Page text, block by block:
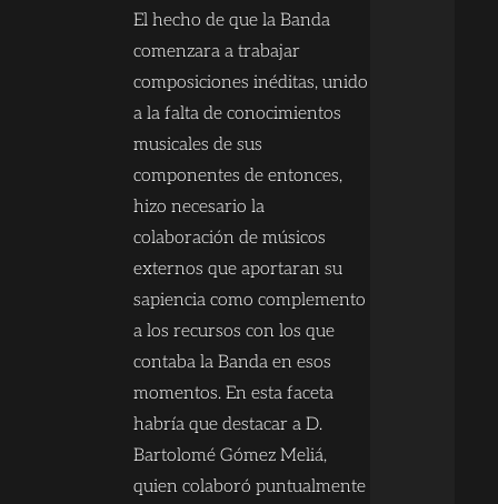
El hecho de que la Banda
comenzara a trabajar
composiciones inéditas, unido
a la falta de conocimientos
musicales de sus
componentes de entonces,
hizo necesario la
colaboración de músicos
externos que aportaran su
sapiencia como complemento
a los recursos con los que
contaba la Banda en esos
momentos. En esta faceta
habría que destacar a D.
Bartolomé Gómez Meliá,
quien colaboró puntualmente